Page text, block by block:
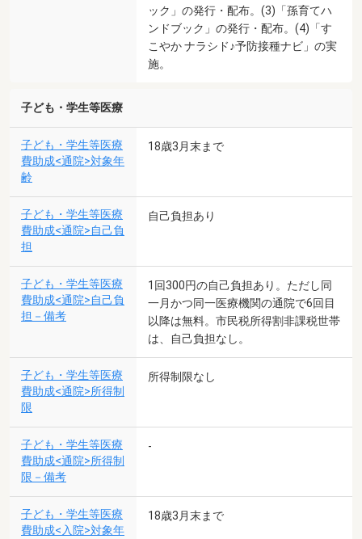
ック」の発行・配布。(3)「孫育てハ
ンドブック」の発行・配布。(4)「す
こやか ナラシド♪予防接種ナビ」の実
施。
子ども・学生等医療
子ども・学生等医療
費助成<通院>対象年
齢
18歳3月末まで
子ども・学生等医療
費助成<通院>自己負
担
自己負担あり
子ども・学生等医療
費助成<通院>自己負
担－備考
1回300円の自己負担あり。ただし同
一月かつ同一医療機関の通院で6回目
以降は無料。市民税所得割非課税世帯
は、自己負担なし。
子ども・学生等医療
費助成<通院>所得制
限
所得制限なし
子ども・学生等医療
費助成<通院>所得制
限－備考
-
子ども・学生等医療
費助成<入院>対象年
18歳3月末まで